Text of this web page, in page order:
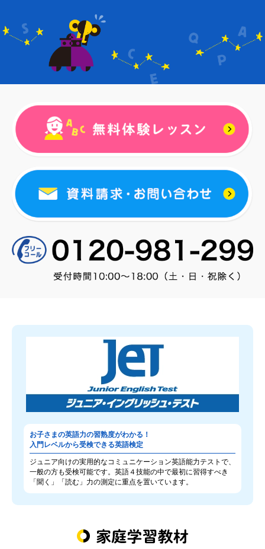
お子さまの英語力の習熟度がわかる！
入門レベルから受検できる英語検定
ジュニア向けの実用的なコミュニケーション英語能力テストで、
一般の方も受検可能です。英語４技能の中で最初に習得すべき
「聞く」「読む」力の測定に重点を置いています。